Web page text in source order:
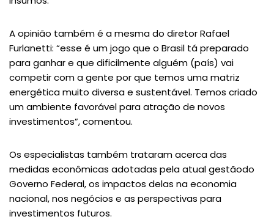
A opinião também é a mesma do diretor Rafael
Furlanetti: “esse é um jogo que o Brasil tá preparado
para ganhar e que dificilmente alguém (país) vai
competir com a gente por que temos uma matriz
energética muito diversa e sustentável. Temos criado
um ambiente favorável para atração de novos
investimentos”, comentou.
Os especialistas também trataram acerca das
medidas econômicas adotadas pela atual gestãodo
Governo Federal, os impactos delas na economia
nacional, nos negócios e as perspectivas para
investimentos futuros.